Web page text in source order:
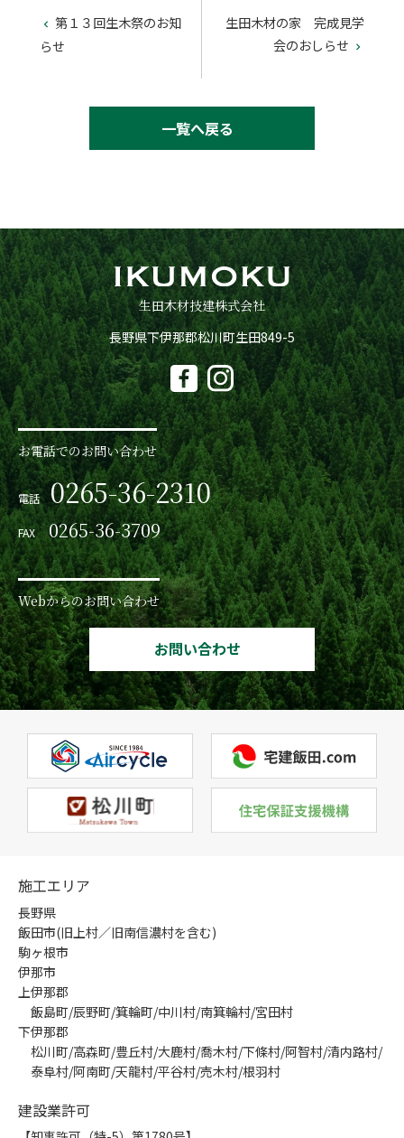
 第１３回生木祭のお知
らせ
生田木材の家 完成見学
会のおしらせ

一覧へ戻る
生田木材技建株式会社
長野県下伊那郡松川町生田849-5
お電話でのお問い合わせ
電話 0265-36-2310
FAX0265-36-3709
Webからのお問い合わせ
お問い合わせ
施工エリア
長野県
飯田市(旧上村／旧南信濃村を含む)
駒ヶ根市
伊那市
上伊那郡
飯島町/辰野町/箕輪町/中川村/南箕輪村/宮田村
下伊那郡
松川町/高森町/豊丘村/大鹿村/喬木村/下條村/阿智村/清内路村/
泰阜村/阿南町/天龍村/平谷村/売木村/根羽村
建設業許可